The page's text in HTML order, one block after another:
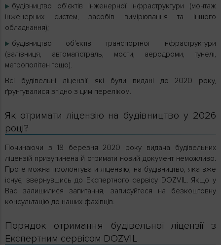
будівництво об'єктів інженерної інфраструктури (монтаж
інженерних систем, засобів вимірювання та іншого
обладнання);
будівництво об'єктів транспортної інфраструктури
(залізниця, автомагістраль, мости, аеродроми, тунелі,
метрополітен тощо).
Всі будівельні ліцензії, які були видані до 2020 року,
ґрунтувалися згідно з цим переліком.
Як отримати ліцензію на будівництво у 2026
році?
Починаючи з 18 березня 2020 року видача будівельних
ліцензій призупинена й отримати новий документ неможливо.
Проте можна пролонгувати ліцензію, на будівництво, яка вже
існує, звернувшись до Експертного сервісу DOZVIL. Якщо у
Вас залишилися запитання, записуйтеся на безкоштовну
консультацію до наших фахівців.
Порядок отримання будівельної ліцензії з
Експертним сервісом DOZVIL